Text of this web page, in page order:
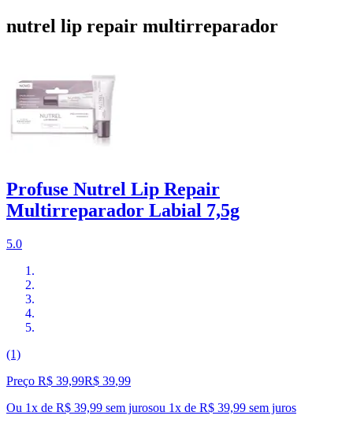
nutrel lip repair multirreparador
Profuse Nutrel Lip Repair
Multirreparador Labial 7,5g
5.0
(1)
Preço R$ 39,99R$ 39,99
Ou 1x de R$ 39,99 sem jurosou 1x de R$ 39,99 sem juros